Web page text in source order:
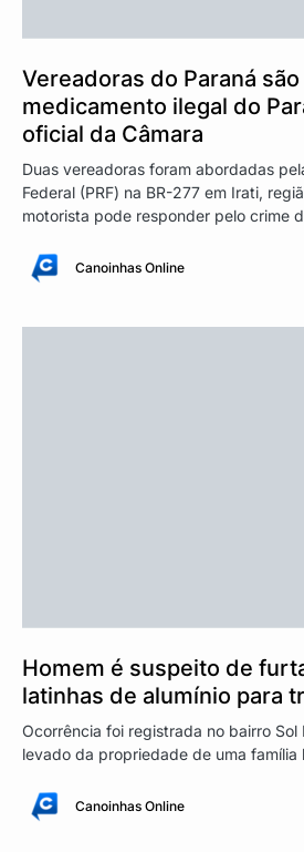
Vereadoras do Paraná
medicamento ilegal do
oficial da Câmara
Duas vereadoras foram abordadas
Federal (PRF) na BR-277 em Irati,
motorista pode responder pelo crime
Canoinhas Online
Homem é suspeito de
latinhas de alumínio para
Ocorrência foi registrada no bairro
levado da propriedade de uma família
Canoinhas Online